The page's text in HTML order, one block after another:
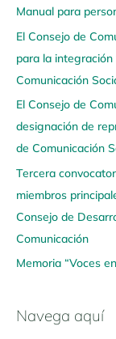
Manual para
El Consejo de
para la
Comunicación
El Consejo de
designación de
de Comunicación
Tercera
miembros
Consejo de
Comunicación
Memoria “Voces
Navega aquí
e
g
a
a
q
u
í